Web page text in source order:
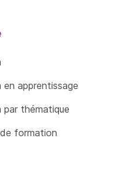
apprentissage
thématique
formation